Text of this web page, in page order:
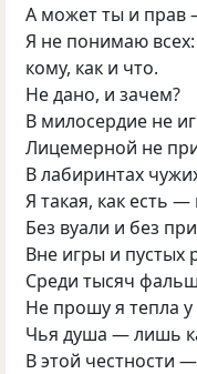
А может ты и прав
Я не понимаю всех:
кому, как и что.
Не дано, и зачем?
В милосердие не
Лицемерной не
В лабиринтах
Я такая, как есть —
Без вуали и без
Вне игры и пустых
Среди тысяч
Не прошу я тепла у
Чья душа — лишь
В этой честности